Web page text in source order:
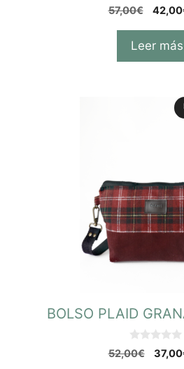
0
d
57,00€ 42,00
Leer más
BOLSO PLAID
0
d
52,00€ 37,00